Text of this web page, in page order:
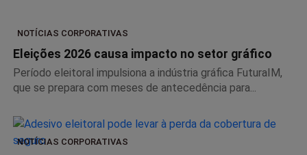
NOTÍCIAS CORPORATIVAS
Eleições 2026 causa impacto no setor gráfico
Período eleitoral impulsiona a indústria gráfica FuturaIM,
que se prepara com meses de antecedência para...
NOTÍCIAS CORPORATIVAS